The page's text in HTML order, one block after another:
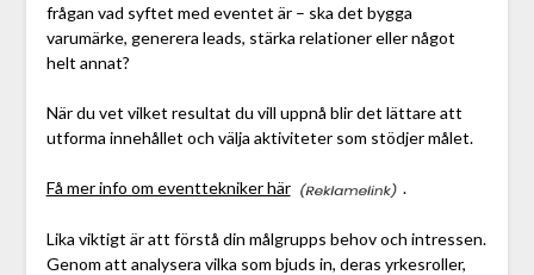
frågan vad syftet med eventet är – ska det bygga
varumärke, generera leads, stärka relationer eller något
helt annat?
När du vet vilket resultat du vill uppnå blir det lättare att
utforma innehållet och välja aktiviteter som stödjer målet.
Få mer info om eventtekniker här .
Lika viktigt är att förstå din målgrupps behov och intressen.
Genom att analysera vilka som bjuds in, deras yrkesroller,